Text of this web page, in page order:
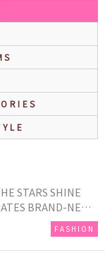
STARS SHINE
BRAND-NEW
FASHION